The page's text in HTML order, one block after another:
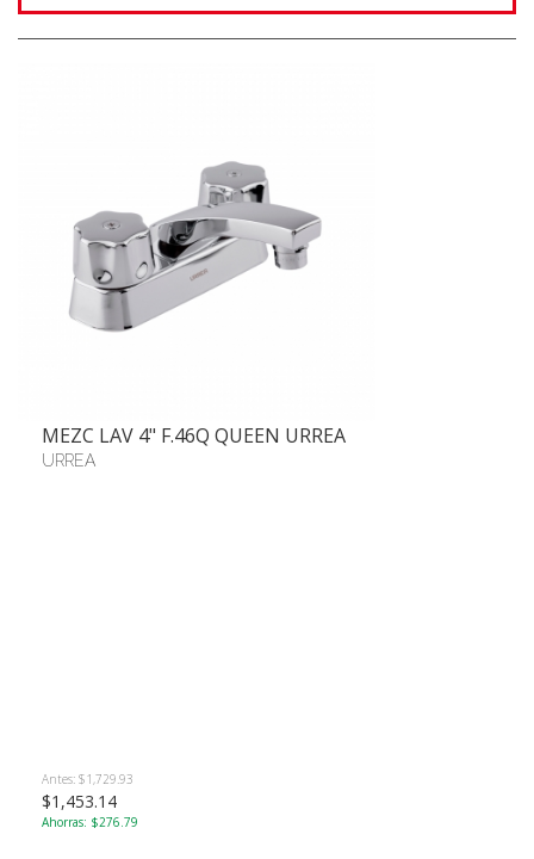
MEZC LAV 4" F.46Q QUEEN URREA
URREA
Antes: $1,729.93
$1,453.14
Ahorras: $276.79